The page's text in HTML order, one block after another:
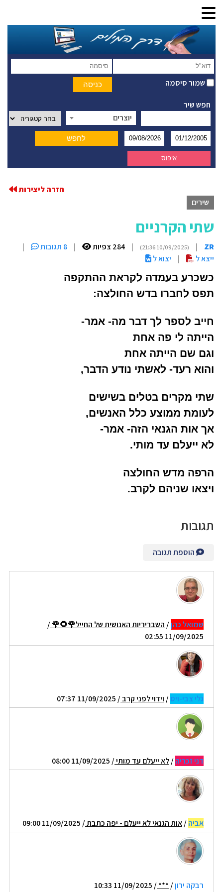
שמור סיסמה
חפש שיר
יוצרים
חזרה ליצירות
שירים
שתי הקרניים
ZR
|
(10/09/2025 21:36)
| 284 צפיות | 8 תגובות
|
ייצא ל
| יצוא ל
כשכרע בעמדה לקראת ההתקפה
תפס לחברו בדש החולצה:
חייב לספר לך דבר מה- אמר-
הייתה לי פה אחת
וגם שם הייתה אחת
והוא רעד- לאשתי נודע הדבר,
שתי מקרים בטלים בשישים
לעומת ממוצע כלל האנשים,
אך אות הגנאי הזה- אמר-
לא ייעלם עד מותי.
הרפה מדש החולצה
ויצאו שניהם לקרב.
תגובות
הוספת תגובה
שמואל כהן/ השבריריות האנושית של החייל🌹🌻🌹/
11/09/2025 02:55
גלי צבי-ויס/ וידוי לפני קרב/ 11/09/2025 07:37
דני זכריה/לא ייעלם עד מותי/ 11/09/2025 08:00
אביה/אות הגנאי לא ייעלם - יפה כתבת/ 11/09/2025 09:00
רבקה ירון/
***
/ 11/09/2025 10:33